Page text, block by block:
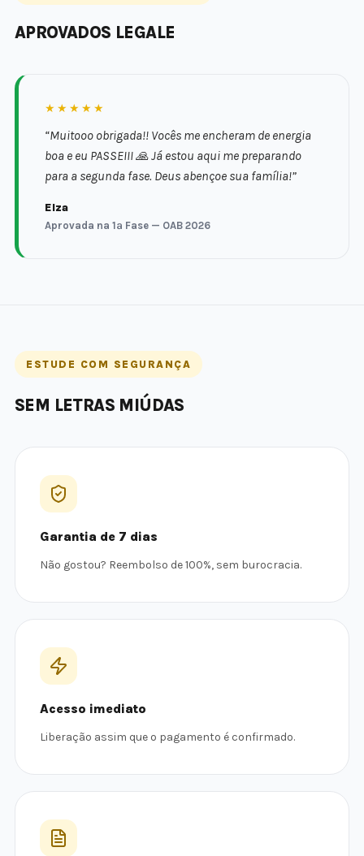
APROVADOS LEGALE
★★★★★
“Muitooo obrigada!! Vocês me encheram de energia
boa e eu PASSEIII 🙏 Já estou aqui me preparando
para a segunda fase. Deus abençoe sua família!”
Elza
Aprovada na 1ª Fase — OAB 2026
ESTUDE COM SEGURANÇA
SEM LETRAS MIÚDAS
Garantia de 7 dias
Não gostou? Reembolso de 100%, sem burocracia.
Acesso imediato
Liberação assim que o pagamento é confirmado.